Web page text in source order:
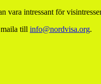
vara intressant för
till info@nordvisa.org.